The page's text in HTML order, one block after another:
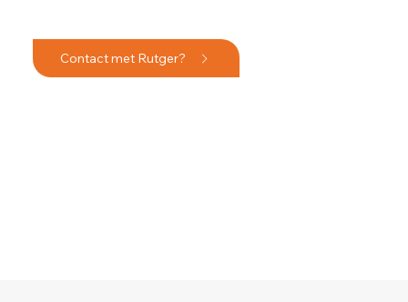
Contact met Rutger?